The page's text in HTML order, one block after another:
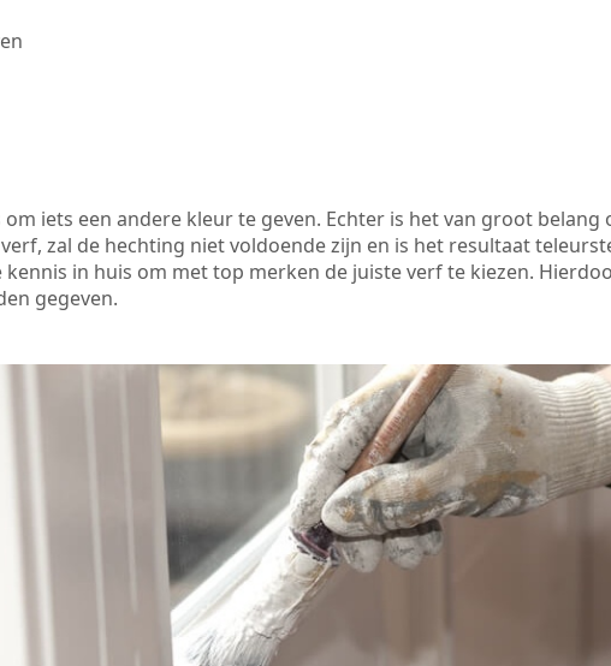
iets een andere kleur te geven. Echter is het van groot belang
zal de hechting niet voldoende zijn en is het resultaat
in huis om met top merken de juiste verf te kiezen.
gegeven.